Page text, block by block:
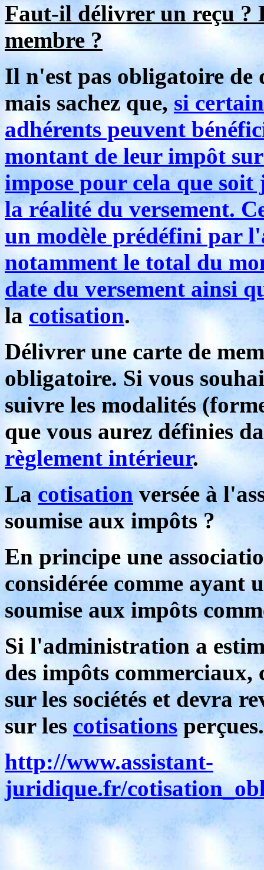
Faut-il délivrer un reçu ?
membre ?
Il n'est pas obligatoire de
mais sachez que, si
adhérents peuvent
montant de leur impôt
impose pour cela que
la réalité du versement.
un modèle prédéfini par
notamment le total du
date du versement ainsi
lacotisation.
Délivrer une carte de
obligatoire. Si vous
suivre les modalités
que vous aurez définies
règlement intérieur.
La cotisationversée à
soumise aux impôts ?
En principe une
considérée comme ayant
soumise aux impôts
Si l'administration a
des impôts commerciaux,
sur les sociétés et devra
sur les cotisations perçues.
http://www.assistant-
juridique.fr/